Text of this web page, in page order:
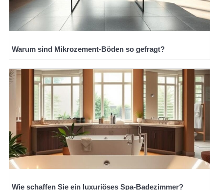
Warum sind Mikrozement-Böden so gefragt?
Wie schaffen Sie ein luxuriöses Spa-Badezimmer?